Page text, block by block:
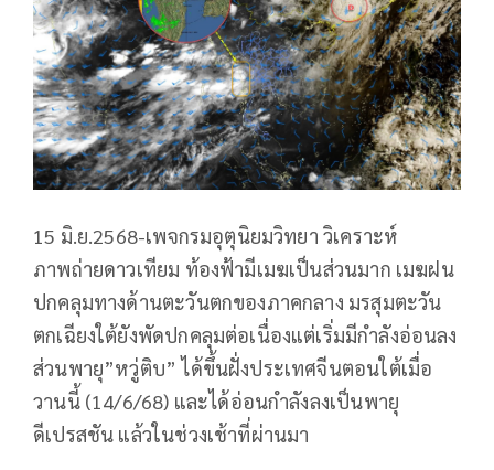
15 มิ.ย.2568-เพจกรมอุตุนิยมวิทยา วิเคราะห์
ภาพถ่ายดาวเทียม ท้องฟ้ามีเมฆเป็นส่วนมาก เมฆฝน
ปกคลุมทางด้านตะวันตกของภาคกลาง มรสุมตะวัน
ตกเฉียงใต้ยังพัดปกคลุมต่อเนื่องแต่เริ่มมีกำลังอ่อนลง
ส่วนพายุ”หวู่ติบ” ได้ขึ้นฝั่งประเทศจีนตอนใต้เมื่อ
วานนี้ (14/6/68) และได้อ่อนกำลังลงเป็นพายุ
ดีเปรสชัน แล้วในช่วงเช้าที่ผ่านมา